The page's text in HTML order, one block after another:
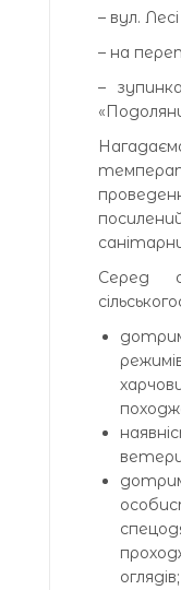
– вул.
– на
–
Серед
оглядів;